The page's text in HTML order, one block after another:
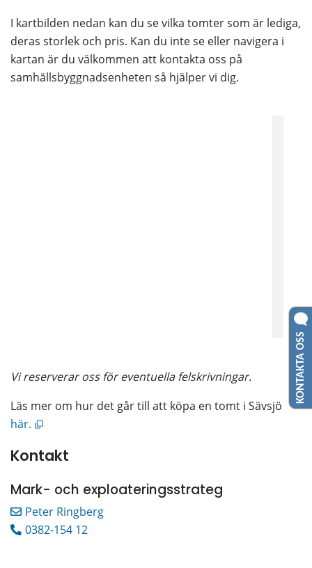
I kartbilden nedan kan du se vilka tomter som är lediga,
deras storlek och pris. Kan du inte se eller navigera i
kartan är du välkommen att kontakta oss på
samhällsbyggnadsenheten så hjälper vi dig.
Vi reserverar oss för eventuella felskrivningar.
Läs mer om hur det går till att köpa en tomt i Sävsjö
här.
Kontakt
Mark- och exploateringsstrateg
Peter Ringberg
0382-154 12
KONTAKTA OSS